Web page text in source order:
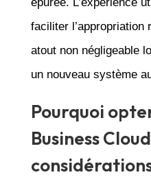
faciliter l’appropriation
atout non négligeable
un nouveau système
Pourquoi
Business